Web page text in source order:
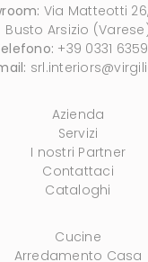
Via Matteotti
Busto Arsizio
+39 0331
Azienda
Servizi
I nostri Partner
Contattaci
Cataloghi
Cucine
Arredamento Casa